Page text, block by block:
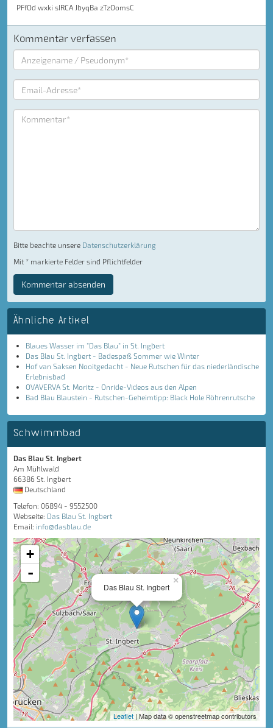
PFfOd wxki sIRCA JbyqBa zTzOomsC
Kommentar verfassen
Bitte beachte unsere Datenschutzerklärung
Mit * markierte Felder sind Pflichtfelder
Kommentar absenden
Ähnliche Artikel
Blaues Wasser im "Das Blau" in St. Ingbert
Das Blau St. Ingbert - Badespaß Sommer wie Winter
Hof van Saksen Nooitgedacht - Neue Rutschen für das niederländische
Erlebnisbad
OVAVERVA St. Moritz - Onride-Videos aus den Alpen
Bad Blau Blaustein - Rutschen-Geheimtipp: Black Hole Röhrenrutsche
Schwimmbad
Das Blau St. Ingbert
Am Mühlwald
66386 St. Ingbert
Deutschland
Telefon: 06894 - 9552500
Webseite: Das Blau St. Ingbert
Email: info@dasblau.de
×
Das Blau St. Ingbert
+
-
Leaflet | Map data © openstreetmap contributors